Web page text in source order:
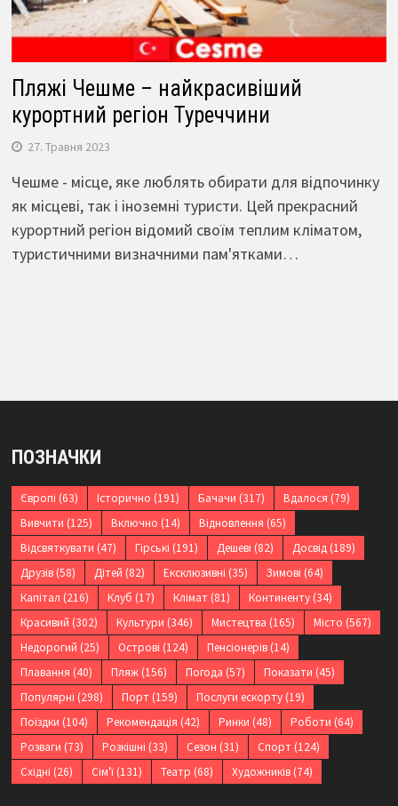
Пляжі Чешме – найкрасивіший
курортний регіон Туреччини
27. Травня 2023
Чешме - місце, яке люблять обирати для відпочинку
як місцеві, так і іноземні туристи. Цей прекрасний
курортний регіон відомий своїм теплим кліматом,
туристичними визначними пам'ятками…
ПОЗНАЧКИ
Європі (63) Історично (191) Бачачи (317) Вдалося (79)
Вивчити (125) Включно (14) Відновлення (65)
Відсвяткувати (47) Гірські (191) Дешеві (82) Досвід(189)
Друзів(58) Дітей (82) Ексклюзивні (35) Зимові (64)
Капітал (216) Клуб (17) Клімат(81) Континенту(34)
Красивий (302) Культури (346) Мистецтва (165) Місто (567)
Недорогий (25) Острові (124) Пенсіонерів(14)
Плавання (40) Пляж(156) Погода (57) Показати (45)
Популярні (298) Порт(159) Послуги ескорту(19)
Поїздки (104) Рекомендація (42) Ринки (48) Роботи (64)
Розваги (73) Розкішні (33) Сезон (31) Спорт(124)
Східні (26) Сім'ї(131) Театр (68) Художників(74)